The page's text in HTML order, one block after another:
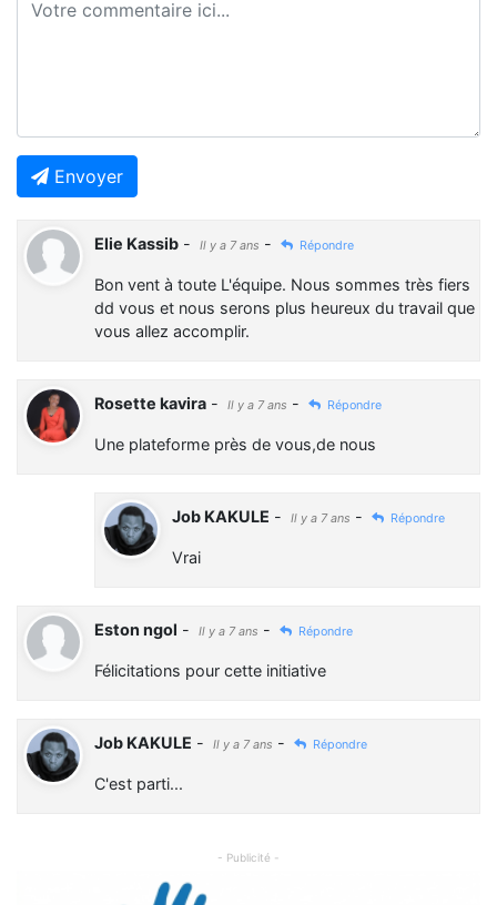
Envoyer
Elie Kassib - Il y a 7 ans - Répondre
Bon vent à toute L'équipe. Nous sommes très fiers
dd vous et nous serons plus heureux du travail que
vous allez accomplir.
Rosette kavira - Il y a 7 ans - Répondre
Une plateforme près de vous,de nous
Job KAKULE - Il y a 7 ans - Répondre
Vrai
Eston ngol - Il y a 7 ans - Répondre
Félicitations pour cette initiative
Job KAKULE - Il y a 7 ans - Répondre
C'est parti...
- Publicité -